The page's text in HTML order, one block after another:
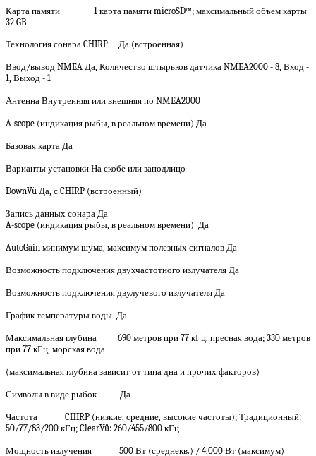
Карта памяти 1 карта памяти microSD™; максимальный объем карты
32 GB
Технология сонара CHIRP Да (встроенная)
Ввод/вывод NMEA Да, Количество штырьков датчика NMEA2000 - 8, Вход -
1, Выход - 1
Антенна Внутренняя или внешняя по NMEA2000
A-scope (индикация рыбы, в реальном времени) Да
Базовая карта Да
Варианты установки На скобе или заподлицо
DownVü Да, с CHIRP (встроенный)
Запись данных сонара Да
A-scope (индикация рыбы, в реальном времени) Да
AutoGain минимум шума, максимум полезных сигналов Да
Возможность подключения двухчастотного излучателя Да
Возможность подключения двулучевого излучателя Да
График температуры воды Да
Максимальная глубина 690 метров при 77 кГц, пресная вода; 330 метров
при 77 кГц, морская вода
(максимальная глубина зависит от типа дна и прочих факторов)
Символы в виде рыбок Да
Частота CHIRP (низкие, средние, высокие частоты); Традиционный:
50/77/83/200 кГц; ClearVü: 260/455/800 кГц
Мощность излучения 500 Вт (среднекв.) / 4,000 Вт (максимум)